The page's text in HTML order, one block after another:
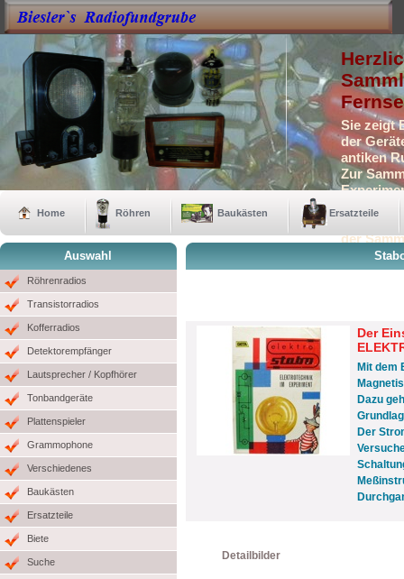
Sie zeigt
der
antiken
Zur
der
Home Röhren Baukästen Ersatzteile
Auswahl
Röhrenradios
Transistorradios
Kofferradios
Detektorempfänger
Lautsprecher / Kopfhörer
Tonbandgeräte
Plattenspieler
Grammophone
Verschiedenes
Baukästen
Ersatzteile
Biete
Suche
Der
Mit dem
Dazu
Der
Detailbilder